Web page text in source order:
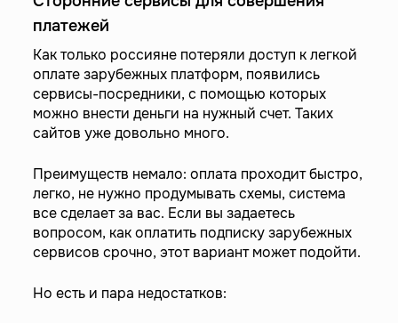
платежей
Как только россияне потеряли доступ к легкой
оплате зарубежных платформ, появились
сервисы-посредники, с помощью которых
можно внести деньги на нужный счет. Таких
сайтов уже довольно много.
Преимуществ немало: оплата проходит быстро,
легко, не нужно продумывать схемы, система
все сделает за вас. Если вы задаетесь
вопросом, как оплатить подписку зарубежных
сервисов срочно, этот вариант может подойти.
Но есть и пара недостатков: